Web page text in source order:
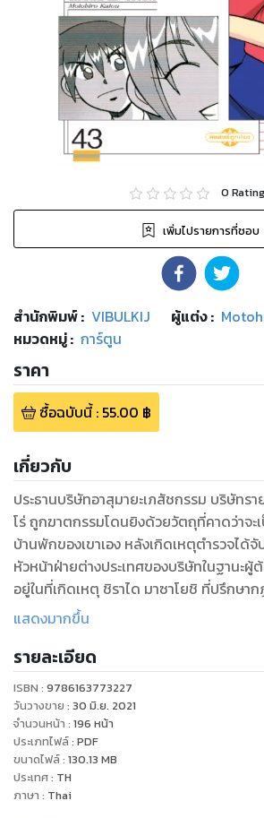
0
เพิ่มไปรายการที่ชอบ
สำนักพิมพ์: VIBULKIJ ผู้แต่ง :
หมวดหมู่: การ์ตูน
ราคา
ซื้อฉบับนี้: 55.00 ฿
เกี่ยวกับ
ประธานบริษัทอาสุมายะเภสัชกรรม บริษัทร
โร่ ถูกฆาตกรรมโดนยิงด้วยวัตถุที่คาดว่าจะ
บ้านพักของเขาเอง หลังเกิดเหตุตำรวจได้
หัวหน้าฝ่ายต่างประเทศของบริษัทในฐานะ
อยู่ในที่เกิดเหตุ ชิราได มาซาโยชิ ที่ปรึกษา
เหลือนิชิจินด้วยการจัดทำรายการทีวีเพื่อไขค
บันทึกพฤติกรรมของผู้ต้องสงสัยอีก 4 คน ที่
จำลองเหตุการณ์ที่เกิดขึ้น บังเอิญกลุ่มคนที่
และคานะรวมอยู่ด้วย การพิสูจน์หาความจริง
เหตุได้เริ่มต้นขึ้นแล้ว...
แสดงมากขึ้น
รายละเอียด
ISBN : 9786163773227
วันวางขาย : 30 มิ.ย. 2021
จำนวนหน้า : 196 หน้า
ประเภทไฟล์: PDF
ขนาดไฟล์: 130.13 MB
ประเทศ: TH
ภาษา : Thai